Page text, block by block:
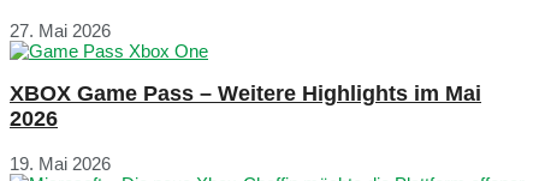
27. Mai 2026
XBOX Game Pass – Weitere Highlights im Mai
2026
19. Mai 2026